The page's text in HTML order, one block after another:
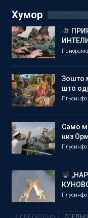
Хумор
Панорама
Зошто
што
Плусинфо
Само
низ
Плусинфо
Плусинфо